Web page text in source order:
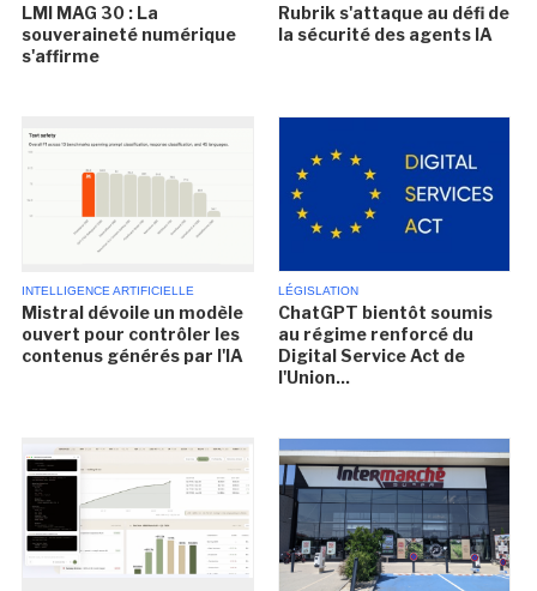
LMI MAG 30 : La
souveraineté numérique
s'affirme
Rubrik s'attaque au défi de
la sécurité des agents IA
INTELLIGENCE ARTIFICIELLE
Mistral dévoile un modèle
ouvert pour contrôler les
contenus générés par l'IA
LÉGISLATION
ChatGPT bientôt soumis
au régime renforcé du
Digital Service Act de
l'Union...